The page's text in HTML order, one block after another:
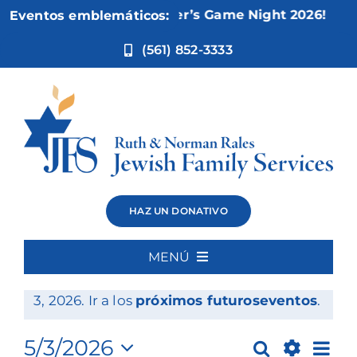
Eventos emblemáticos:
Nov 5:Not Your Mother’s Game Night 2026!
(561) 852-3333
HAZ UN DONATIVO
MENÚ
Inicio
Eventos
Eventos
for
Notice
3, 2026. Ir a los próximos futuroseventos.
Buscar
5/3/2026